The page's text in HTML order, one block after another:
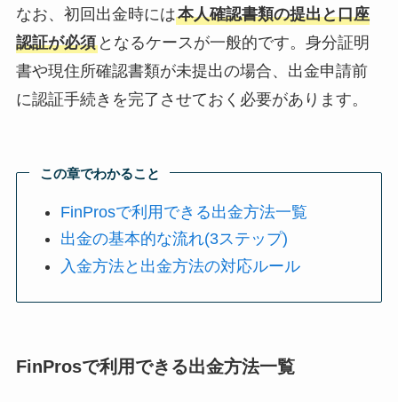
なお、初回出金時には本人確認書類の提出と口座
認証が必須となるケースが一般的です。身分証明
書や現住所確認書類が未提出の場合、出金申請前
に認証手続きを完了させておく必要があります。
この章でわかること
FinProsで利用できる出金方法一覧
出金の基本的な流れ(3ステップ)
入金方法と出金方法の対応ルール
FinProsで利用できる出金方法一覧